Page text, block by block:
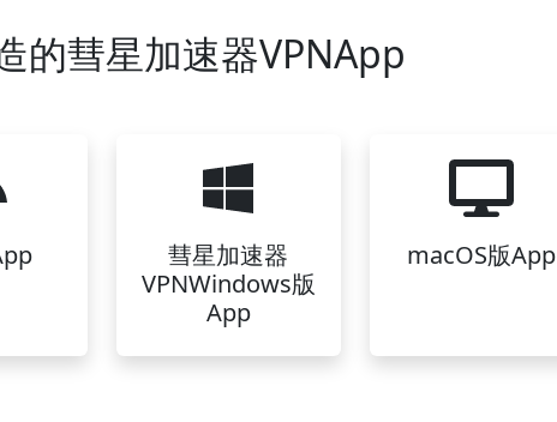
的彗星加速器VPNApp
彗星加速器
VPNWindows版
App
macOS版App